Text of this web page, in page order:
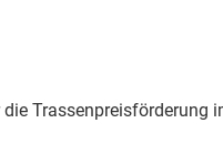
Trassenpreisförderung